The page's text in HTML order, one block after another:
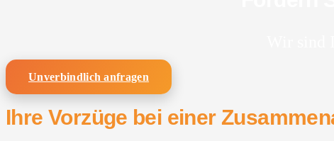
Unverbindlich anfragen
Ihre Vorzüge bei einer